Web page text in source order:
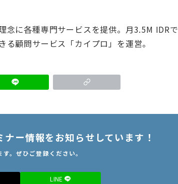
念に各種専門サービスを提供。月3.5M IDRで
顧問サービス「カイプロ」を運営。
ー情報をお知らせしています！
。ぜひご登録ください。
LINE